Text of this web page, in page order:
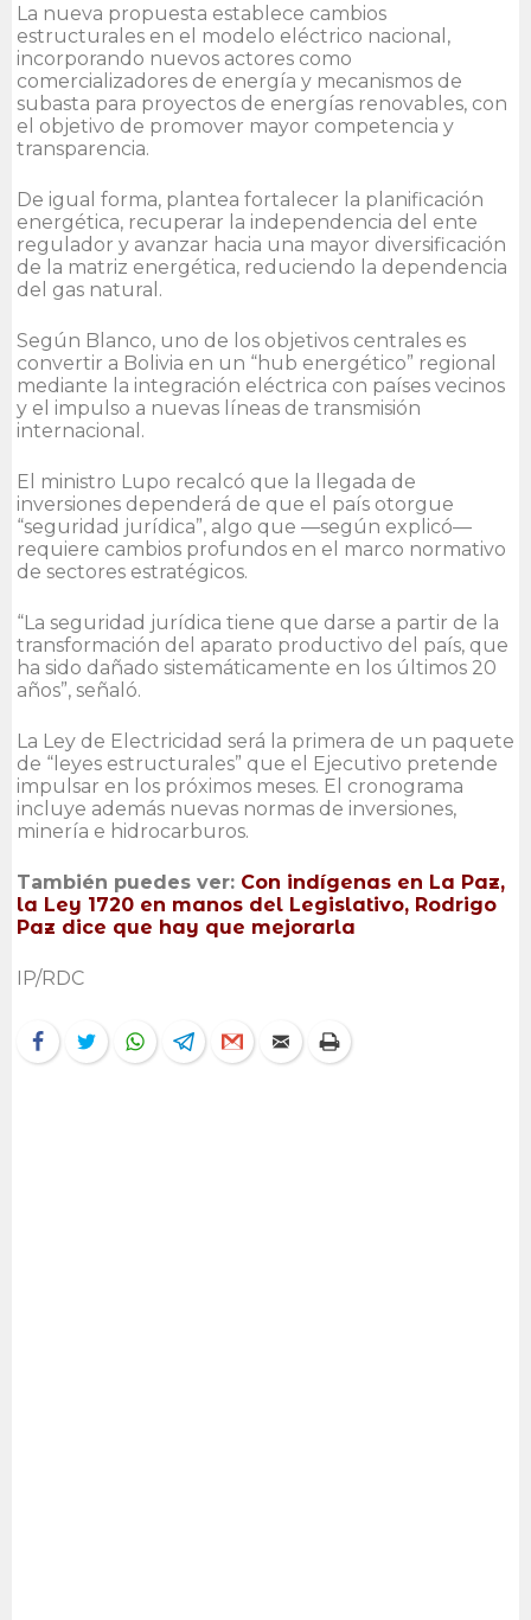
La nueva propuesta establece cambios
estructurales en el modelo eléctrico nacional,
incorporando nuevos actores como
comercializadores de energía y mecanismos de
subasta para proyectos de energías renovables, con
el objetivo de promover mayor competencia y
transparencia.
De igual forma, plantea fortalecer la planificación
energética, recuperar la independencia del ente
regulador y avanzar hacia una mayor diversificación
de la matriz energética, reduciendo la dependencia
del gas natural.
Según Blanco, uno de los objetivos centrales es
convertir a Bolivia en un “hub energético” regional
mediante la integración eléctrica con países vecinos
y el impulso a nuevas líneas de transmisión
internacional.
El ministro Lupo recalcó que la llegada de
inversiones dependerá de que el país otorgue
“seguridad jurídica”, algo que —según explicó—
requiere cambios profundos en el marco normativo
de sectores estratégicos.
“La seguridad jurídica tiene que darse a partir de la
transformación del aparato productivo del país, que
ha sido dañado sistemáticamente en los últimos 20
años”, señaló.
La Ley de Electricidad será la primera de un paquete
de “leyes estructurales” que el Ejecutivo pretende
impulsar en los próximos meses. El cronograma
incluye además nuevas normas de inversiones,
minería e hidrocarburos.
También puedes ver: Con indígenas en La Paz,
la Ley 1720 en manos del Legislativo, Rodrigo
Paz dice que hay que mejorarla
IP/RDC